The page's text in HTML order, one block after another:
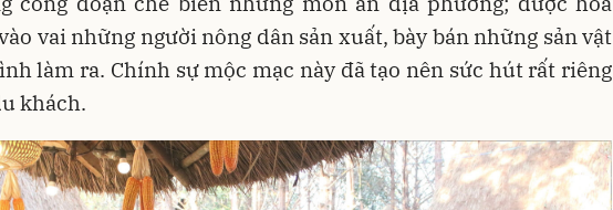
vai những người nông dân sản xuất, bày bán những sản vật
làm ra. Chính sự mộc mạc này đã tạo nên sức hút rất riêng
khách.